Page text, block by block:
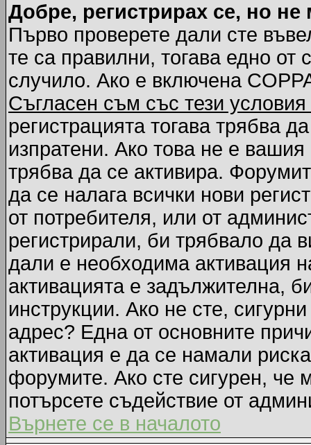
Добре, регистрирах се, но не
Първо проверете дали сте
те са правилни, тогава едно
случило. Ако е включена
Съгласен съм със тези
регистрацията тогава трябва
изпратени. Ако това не е
трябва да се активира.
да се налага всички нови
от потребителя, или от
регистрирали, би трябвало да
дали е необходима активация
активацията е задължителна,
инструкции. Ако не сте,
адрес? Една от основните
активация е да се намали
форумите. Ако сте сигурен, че
потърсете съдействие от
Върнете се в началото